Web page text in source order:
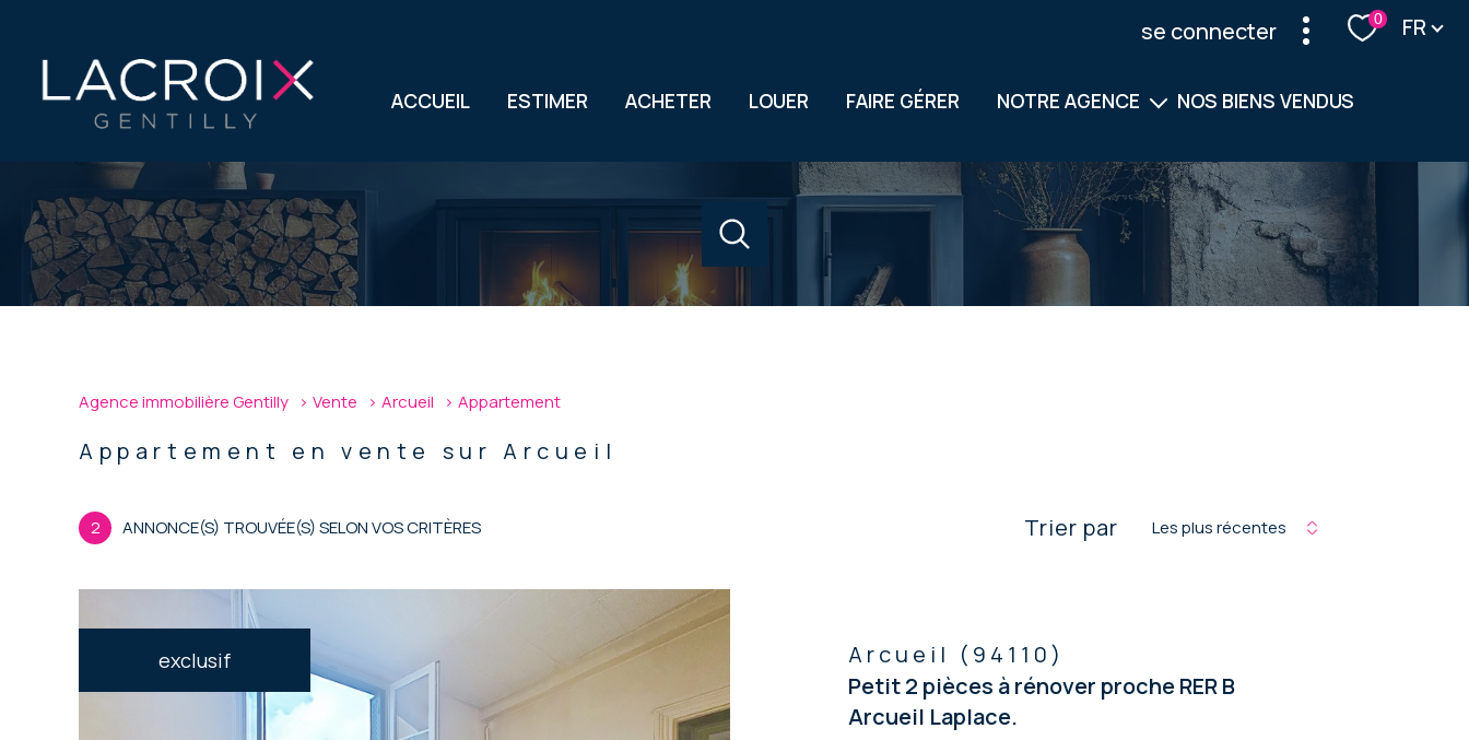
se connecter 0 Langue
FR
ACCUEIL ESTIMER ACHETER LOUER FAIRE GÉRER NOTRE AGENCE
Notre équipe
Nos services
NOS BIENS VENDUS
acheter
Agence immobilière Gentilly Vente Arcueil Appartement
Appartement en vente sur Arcueil
2 ANNONCE(S) TROUVÉE(S) SELON VOS CRITÈRES Trier par Les plus récentes
exclusif
Arcueil (94110)
Petit 2 pièces à rénover proche RER B
Arcueil Laplace.